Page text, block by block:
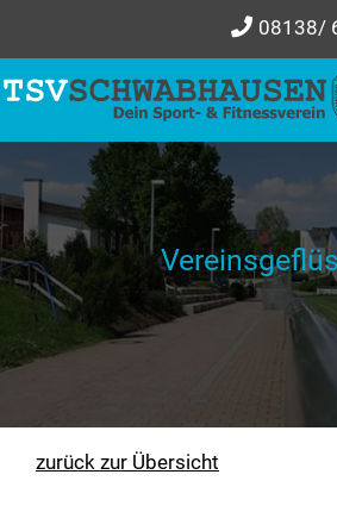
08138/
zurück zur Übersicht